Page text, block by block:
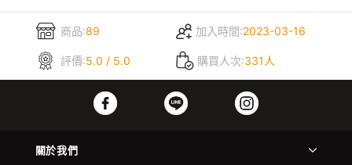
商品:89 加入時間:2023-03-16
評價:5.0 / 5.0 購買人次:331人
關於我們